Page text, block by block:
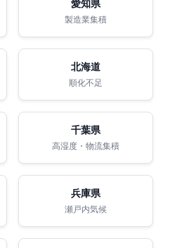
愛知県
製造業集積
北海道
順化不足
千葉県
高湿度・物流集積
兵庫県
瀬戸内気候